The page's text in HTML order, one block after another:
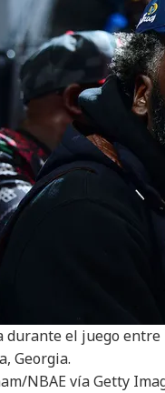
durante el juego
Georgia.
NBAE vía Getty